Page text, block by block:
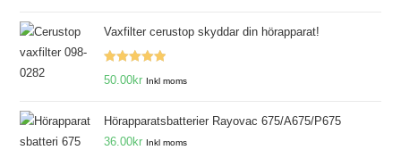
Vaxfilter cerustop skyddar din hörapparat!
Betygsatt
50.00kr Inkl moms
Hörapparatsbatterier Rayovac 675/A675/P675
36.00kr Inkl moms